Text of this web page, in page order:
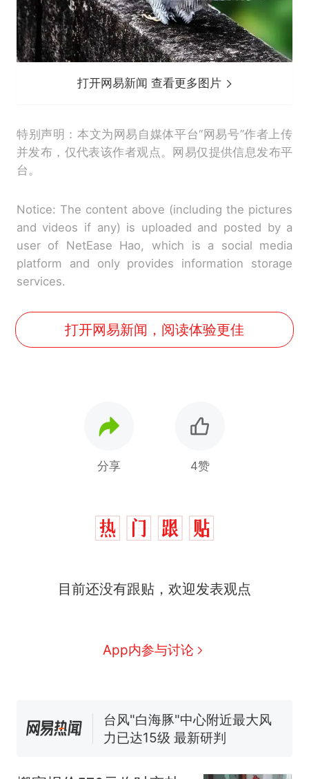
打开网易新闻 查看更多图片
特别声明：本文为网易自媒体平台“网易号”作者上传
并发布，仅代表该作者观点。网易仅提供信息发布平
台。
Notice: The content above (including the pictures
and videos if any) is uploaded and posted by a
user of NetEase Hao, which is a social media
platform and only provides information storage
services.
打开网易新闻，阅读体验更佳
分享 4赞
目前还没有跟贴，欢迎发表观点
App内参与讨论
人生
新 搬家报价570元，搬到楼下
协会回应
台风"白海豚"中心附近最大风
力已达15级 最新研判
试前13名均遭淘汰？教育局：